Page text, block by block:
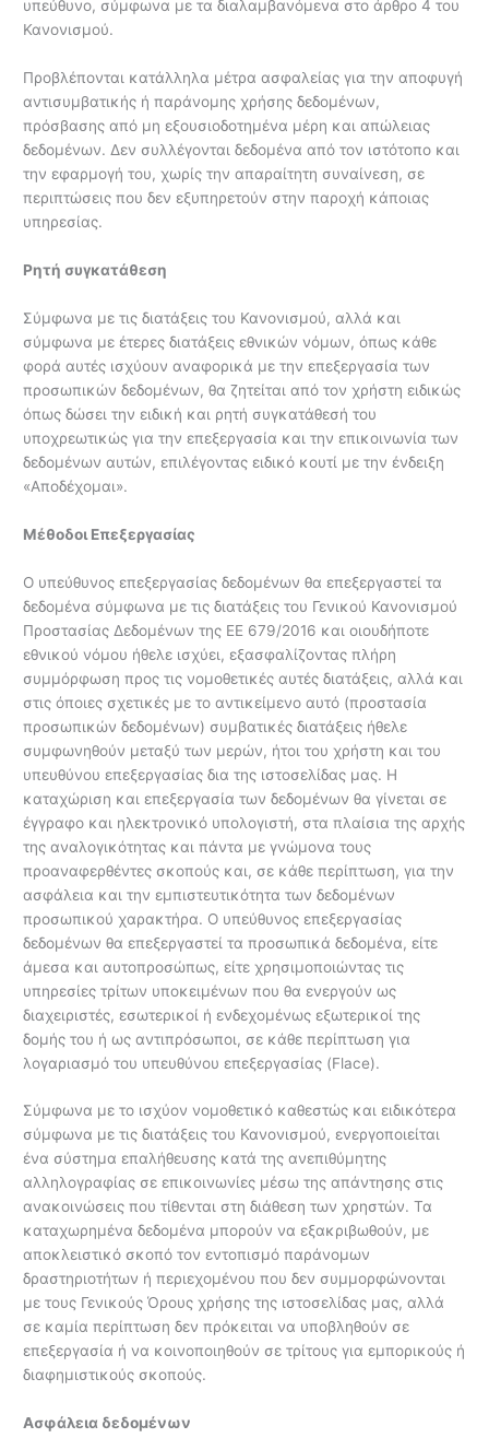
υπεύθυνο, σύμφωνα με τα διαλαμβανόμενα στο άρθρο 4 του
Κανονισμού.
Προβλέπονται κατάλληλα μέτρα ασφαλείας για την αποφυγή
αντισυμβατικής ή παράνομης χρήσης δεδομένων,
πρόσβασης από μη εξουσιοδοτημένα μέρη και απώλειας
δεδομένων. Δεν συλλέγονται δεδομένα από τον ιστότοπο και
την εφαρμογή του, χωρίς την απαραίτητη συναίνεση, σε
περιπτώσεις που δεν εξυπηρετούν στην παροχή κάποιας
υπηρεσίας.
Ρητή συγκατάθεση
Σύμφωνα με τις διατάξεις του Κανονισμού, αλλά και
σύμφωνα με έτερες διατάξεις εθνικών νόμων, όπως κάθε
φορά αυτές ισχύουν αναφορικά με την επεξεργασία των
προσωπικών δεδομένων, θα ζητείται από τον χρήστη ειδικώς
όπως δώσει την ειδική και ρητή συγκατάθεσή του
υποχρεωτικώς για την επεξεργασία και την επικοινωνία των
δεδομένων αυτών, επιλέγοντας ειδικό κουτί με την ένδειξη
«Αποδέχομαι».
Μέθοδοι Επεξεργασίας
Ο υπεύθυνος επεξεργασίας δεδομένων θα επεξεργαστεί τα
δεδομένα σύμφωνα με τις διατάξεις του Γενικού Κανονισμού
Προστασίας Δεδομένων της ΕΕ 679/2016 και οιουδήποτε
εθνικού νόμου ήθελε ισχύει, εξασφαλίζοντας πλήρη
συμμόρφωση προς τις νομοθετικές αυτές διατάξεις, αλλά και
στις όποιες σχετικές με το αντικείμενο αυτό (προστασία
προσωπικών δεδομένων) συμβατικές διατάξεις ήθελε
συμφωνηθούν μεταξύ των μερών, ήτοι του χρήστη και του
υπευθύνου επεξεργασίας δια της ιστοσελίδας μας. Η
καταχώριση και επεξεργασία των δεδομένων θα γίνεται σε
έγγραφο και ηλεκτρονικό υπολογιστή, στα πλαίσια της αρχής
της αναλογικότητας και πάντα με γνώμονα τους
προαναφερθέντες σκοπούς και, σε κάθε περίπτωση, για την
ασφάλεια και την εμπιστευτικότητα των δεδομένων
προσωπικού χαρακτήρα. Ο υπεύθυνος επεξεργασίας
δεδομένων θα επεξεργαστεί τα προσωπικά δεδομένα, είτε
άμεσα και αυτοπροσώπως, είτε χρησιμοποιώντας τις
υπηρεσίες τρίτων υποκειμένων που θα ενεργούν ως
διαχειριστές, εσωτερικοί ή ενδεχομένως εξωτερικοί της
δομής του ή ως αντιπρόσωποι, σε κάθε περίπτωση για
λογαριασμό του υπευθύνου επεξεργασίας (Flace).
Σύμφωνα με το ισχύον νομοθετικό καθεστώς και ειδικότερα
σύμφωνα με τις διατάξεις του Κανονισμού, ενεργοποιείται
ένα σύστημα επαλήθευσης κατά της ανεπιθύμητης
αλληλογραφίας σε επικοινωνίες μέσω της απάντησης στις
ανακοινώσεις που τίθενται στη διάθεση των χρηστών. Τα
καταχωρημένα δεδομένα μπορούν να εξακριβωθούν, με
αποκλειστικό σκοπό τον εντοπισμό παράνομων
δραστηριοτήτων ή περιεχομένου που δεν συμμορφώνονται
με τους Γενικούς Όρους χρήσης της ιστοσελίδας μας, αλλά
σε καμία περίπτωση δεν πρόκειται να υποβληθούν σε
επεξεργασία ή να κοινοποιηθούν σε τρίτους για εμπορικούς ή
διαφημιστικούς σκοπούς.
Ασφάλεια δεδομένων